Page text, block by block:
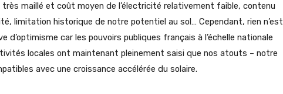
maillé et coût moyen de l’électricité relativement faible, contenu
limitation historique de notre potentiel au sol… Cependant, rien n’est
d’optimisme car les pouvoirs publiques français à l’échelle nationale
locales ont maintenant pleinement saisi que nos atouts – notre
avec une croissance accélérée du solaire.